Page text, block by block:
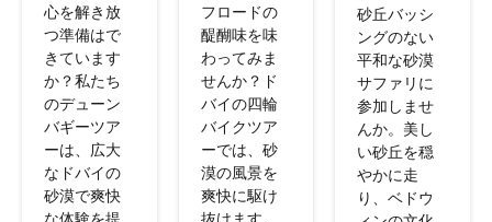
心を解き放
つ準備はで
きています
か？私たち
のデューン
バギーツア
ーは、広大
なドバイの
砂漠で爽快
フロードの
醍醐味を味
わってみま
せんか？ド
バイの四輪
バイクツア
ーでは、砂
漠の風景を
爽快に駆け
砂丘バッシ
ングのない
平和な砂漠
サファリに
参加しませ
んか。美し
い砂丘を穏
やかに走
り、ベドウ